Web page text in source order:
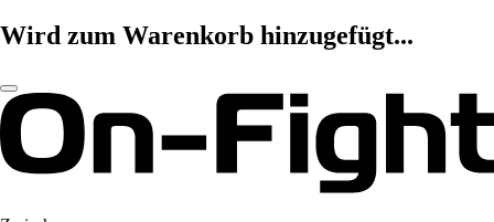
Wird zum Warenkorb hinzugefügt...